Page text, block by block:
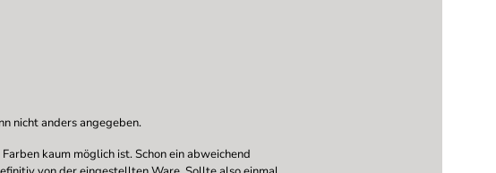
nicht anders angegeben.
kaum möglich ist. Schon ein abweichend